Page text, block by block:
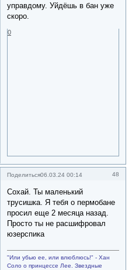
управдому. Уйдёшь в бан уже
скоро.
0
Поделиться 48
06.03.24 00:14
Сохай. Ты маленький
трусишка. Я тебя о пермобане
просил еще 2 месяца назад.
Просто ты не расшифровал
юзерспика
"Или убью ее, или влюблюсь!" - Хан
Соло о принцессе Лее. Звездные